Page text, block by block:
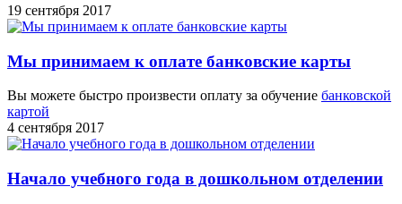
19 сентября 2017
Мы принимаем к оплате банковские карты
Вы можете быстро произвести оплату за обучение банковской
картой
4 сентября 2017
Начало учебного года в дошкольном отделении